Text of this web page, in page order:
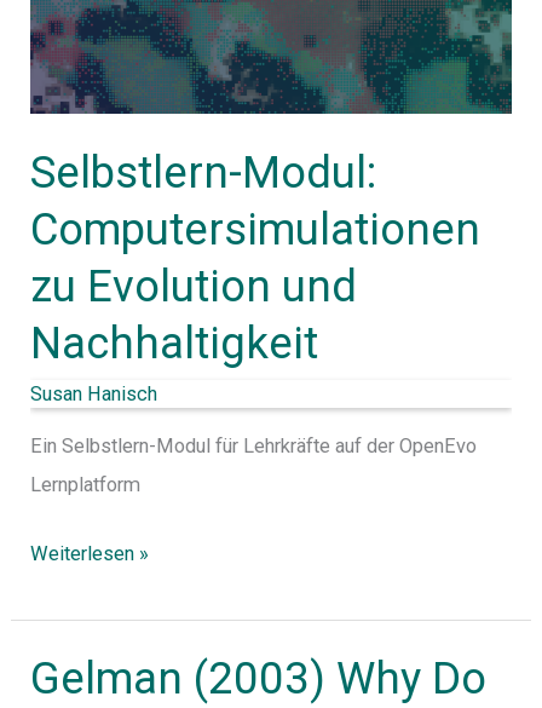
Selbstlern-Modul:
Computersimulationen
zu Evolution und
Nachhaltigkeit
Susan Hanisch
Ein Selbstlern-Modul für Lehrkräfte auf der OpenEvo
Lernplatform
Computersimulationen
zu
Evolution
Nachhaltigkeit
Weiterlesen »
Gelman (2003) Why Do
Gelman